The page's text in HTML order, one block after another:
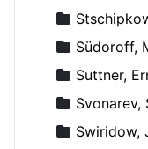
Südoroff,
Suttner,
Svonarev,
Swiridow,